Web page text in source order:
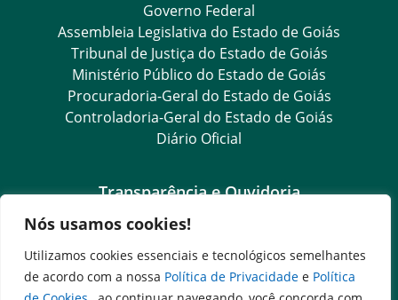
Nós usamos cookies!
Utilizamos cookies essenciais e tecnológicos semelhantes
de acordo com a nossa Política de Privacidade e Política
Governo Federal
Assembleia Legislativa do Estado de Goiás
Tribunal de Justiça do Estado de Goiás
Ministério Público do Estado de Goiás
Procuradoria-Geral do Estado de Goiás
Controladoria-Geral do Estado de Goiás
Diário Oficial
Transparência e Ouvidoria
LGPD
Goiás Transparência
Dados Abertos Goiás